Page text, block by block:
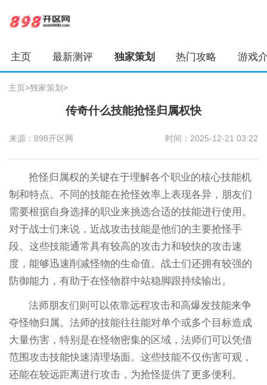
主页 最新测评 独家策划 热门攻略 游戏
主页>独家策划>
传奇什么技能抢怪归属权快
来源：898开区网 时间：2025-12-21 03:22
抢怪归属权的关键在于理解各个职业的核心技能机
制和特点。不同的技能在抢怪效率上表现各异，朋友们
需要根据自身选择的职业来挑选合适的技能进行使用。
对于战士们来说，近战攻击技能是他们的主要抢怪手
段。这些技能通常具有较高的攻击力和较快的攻击速
度，能够迅速削减怪物的生命值。战士们还拥有较强的
防御能力，有助于在怪物群中站稳脚跟持续输出。
法师朋友们则可以依靠远程攻击和高爆发技能来争
夺怪物归属。法师的技能往往能对单个或多个目标造成
大量伤害，特别是在怪物密集的区域，法师们可以凭借
范围攻击技能快速清理场面。这些技能不仅伤害可观，
还能在较远距离进行攻击，为抢怪提供了更多便利。